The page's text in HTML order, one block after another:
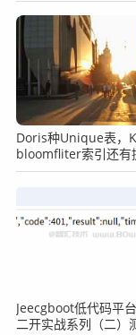
然后路由规则配置
然后我们保存，
pod中的nginx都
Doris种Unique表，
bloomfliter索引还有
收益和成本比咋样？
Jeecgboot低代码平
二开实战系列（二）